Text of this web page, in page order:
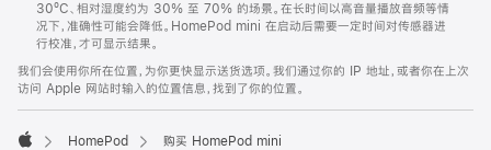
30ºC、相对湿度约为 30% 至 70% 的场景。在长时间以高音量播放音频等情
况下，准确性可能会降低。HomePod mini 在启动后需要一定时间对传感器进
行校准，才可显示结果。
我们会使用你所在位置，为你更快显示送货选项。我们通过你的 IP 地址，或者你在上次
访问 Apple 网站时输入的位置信息，找到了你的位置。
HomePod 购买 HomePod mini